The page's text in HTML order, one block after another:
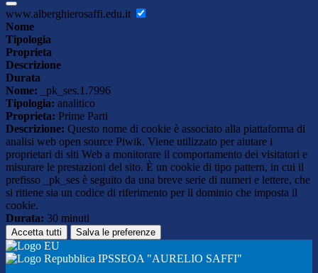
www.alberghierosaffi.edu.it
Nome
Tipologia
Proprieta
Descrizione
Durata
Nome: _pk_ses.1.7996
Tipologia: analitico
Proprieta: Prime Parti
Descrizione: Questo nome di cookie è associato alla piattaforma di
analisi web open source Piwik. Viene utilizzato per aiutare i
proprietari di siti Web a monitorare il comportamento dei visitatori e
misurare le prestazioni del sito. È un cookie di tipo pattern, in cui il
prefisso _pk_ses è seguito da una breve serie di numeri e lettere, che
si ritiene sia un codice di riferimento per il dominio che imposta il
cookie.
Durata: 30 minuti
Accetta tutti Salva le preferenze
IPSSEOA "AURELIO SAFFI"